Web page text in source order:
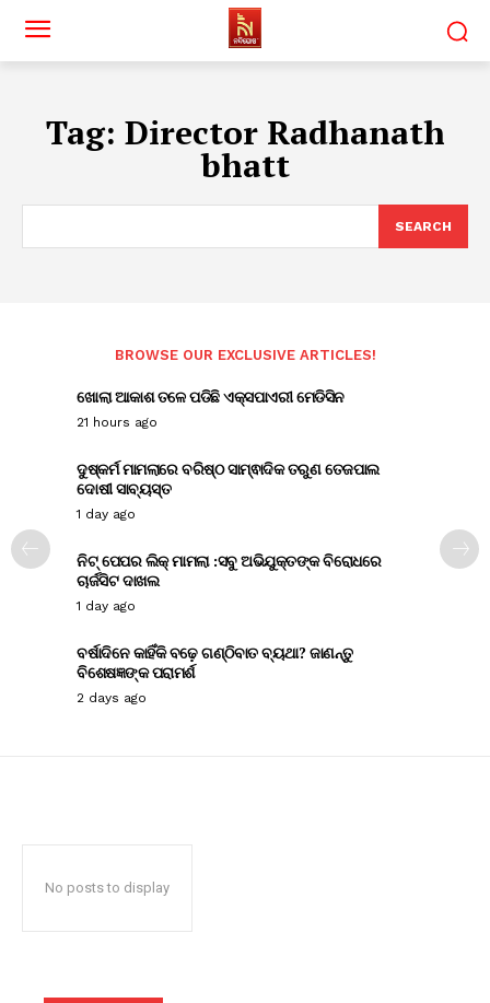
Tag: Director Radhanath
bhatt
SEARCH
BROWSE OUR EXCLUSIVE ARTICLES!
ଖୋଲା ଆକାଶ ତଳେ ପଡିଛି ଏକ୍ସପାଏରୀ ମେଡିସିନ
21 hours ago
ଦୁଷ୍କର୍ମ ମାମଲାରେ ବରିଷ୍ଠ ସାମ୍ଵାଦିକ ତରୁଣ ତେଜପାଲ
ଦୋଷୀ ସାବ୍ୟସ୍ତ
1 day ago
ନିଟ୍ ପେପର ଲିକ୍ ମାମଲା :ସବୁ ଅଭିଯୁକ୍ତଙ୍କ ବିରୋଧରେ
ଚାର୍ଜସିଟ ଦାଖଲ
1 day ago
ବର୍ଷାଦିନେ କାହିଁକି ବଢ଼େ ଗଣ୍ଠିବାତ ବ୍ୟଥା? ଜାଣନ୍ତୁ
ବିଶେଷଜ୍ଞଙ୍କ ପରାମର୍ଶ
2 days ago
No posts to display